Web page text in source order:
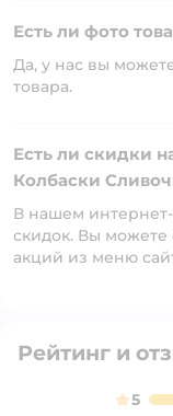
Есть ли фото
Да, у нас вы
товара.
Есть ли скидки
Колбаски
В нашем
скидок. Вы можете
акций из меню
Рейтинг и
5